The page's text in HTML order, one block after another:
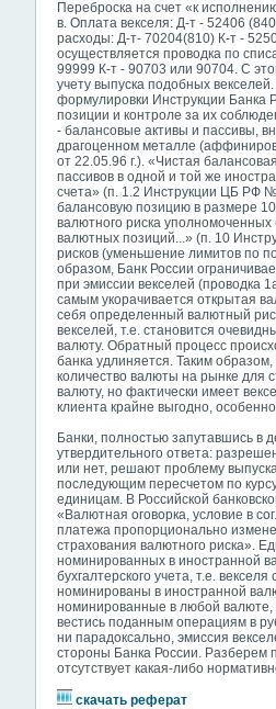
Переброска на счет «к
в. Оплата векселя: Д-т - 52406
расходы: Д-т- 70204(810) К-т -
осуществляется проводка по
99999 К-т - 90703 или 90704. С
учету выпуска подобных
формулировки Инструкции Банка
позиции и контроле за их
- балансовые активы и пассивы,
драгоценном металле
от 22.05.96 г.). «Чистая
пассивов в одной и той же
счета» (п. 1.2 Инструкции ЦБ РФ №
балансовую позицию в размере
валютного риска
валютных позиций...» (п. 10
рисков (уменьшение лимитов по
образом, Банк России
при эмиссии векселей (проводка
самым укорачивается открытая
себя определенный валютный
векселей, т.е. становится
валюту. Обратный процесс
банка удлиняется. Таким
количество валюты на рынке для
валюту, но фактически имеет
клиента крайне выгодно,
Банки, полностью запутавшись в
утвердительного ответа:
или нет, решают проблему
последующим пересчетом по
единицам. В Российской
«Валютная оговорка, условие в
платежа пропорционально
страхования валютного риска».
номинированных в иностранной
бухгалтерского учета, т.е.
номинированы в иностранной
номинированные в любой валюте,
вестись поданным операциям в
ни парадоксально, эмиссия
стороны Банка России.
отсутствует какая-либо
скачать реферат